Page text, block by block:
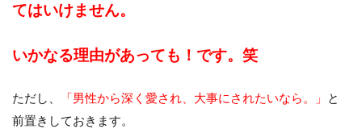
てはいけません。
いかなる理由があっても！です。笑
ただし、 「男性から深く愛され、大事にされたいなら。」
と
前置きしておきます。